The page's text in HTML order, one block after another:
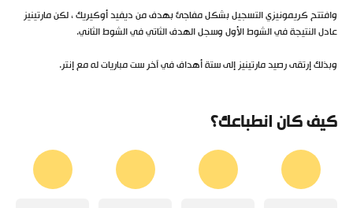
وافتتح كريمونيزي التسجيل بشكل مفاجئ بهدف من ديفيد أوكيريك ، لكن مارتينيز
عادل النتيجة في الشوط الأول وسجل الهدف الثاتي في الشوط الثاني.
وبذلك إرتقى رصيد مارتينيز إلى ستة أهداف في آخر ست مباريات له مع إنتر.
كيف كان انطباعك؟